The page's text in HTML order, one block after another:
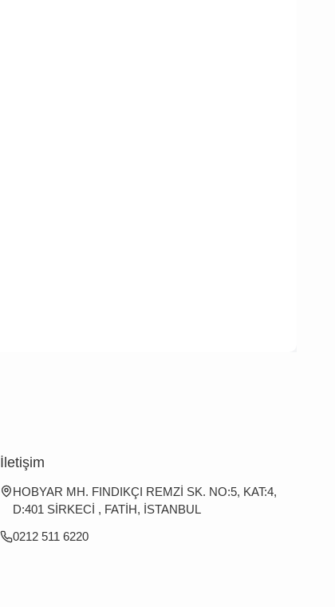
İletişim
HOBYAR MH. FINDIKÇI REMZİ SK. NO:5, KAT:4,
D:401 SİRKECİ , FATİH, İSTANBUL
0212 511 6220